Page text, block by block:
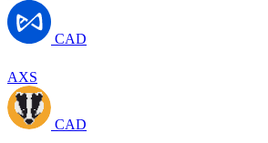
CAD
AXS
CAD